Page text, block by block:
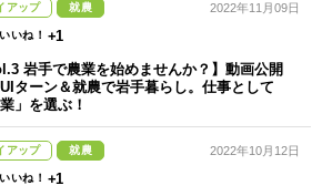
アップ 就農
+1
2022年11月09日
岩手で農業を始めませんか？】動画公開
ターン＆就農で岩手暮らし。仕事として
業」を選ぶ！
アップ 就農
+1
2022年10月12日